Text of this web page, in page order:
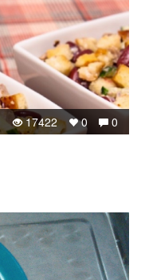
0
0
17422